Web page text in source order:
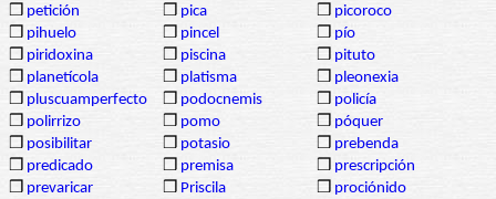
❒ petición ❒ pica ❒ picoroco
❒ pihuelo ❒ pincel ❒ pío
❒ piridoxina ❒ piscina ❒ pituto
❒ planetícola ❒ platisma ❒ pleonexia
❒ pluscuamperfecto ❒ podocnemis ❒ policía
❒ polirrizo ❒ pomo ❒ póquer
❒ posibilitar ❒ potasio ❒ prebenda
❒ predicado ❒ premisa ❒ prescripción
❒ prevaricar ❒ Priscila ❒ prociónido